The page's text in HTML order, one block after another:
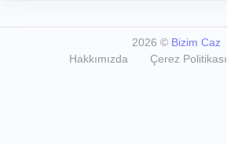
2026 © Bizim Caz
Hakkımızda
Çerez Politikası